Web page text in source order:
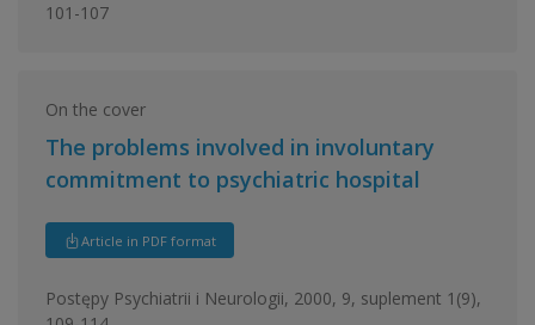
101-107
On the cover
The problems involved in involuntary
commitment to psychiatric hospital
Article in PDF format
Postępy Psychiatrii i Neurologii, 2000, 9, suplement 1(9),